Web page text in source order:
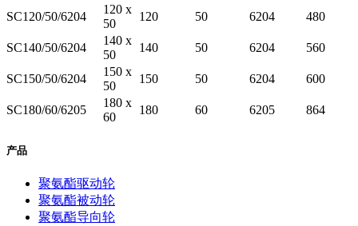
SC120/50/6204
120 x
50
120 50 6204 480
SC140/50/6204
140 x
50
140 50 6204 560
SC150/50/6204
150 x
50
150 50 6204 600
SC180/60/6205
180 x
60
180 60 6205 864
产品
聚氨酯驱动轮
聚氨酯被动轮
聚氨酯导向轮